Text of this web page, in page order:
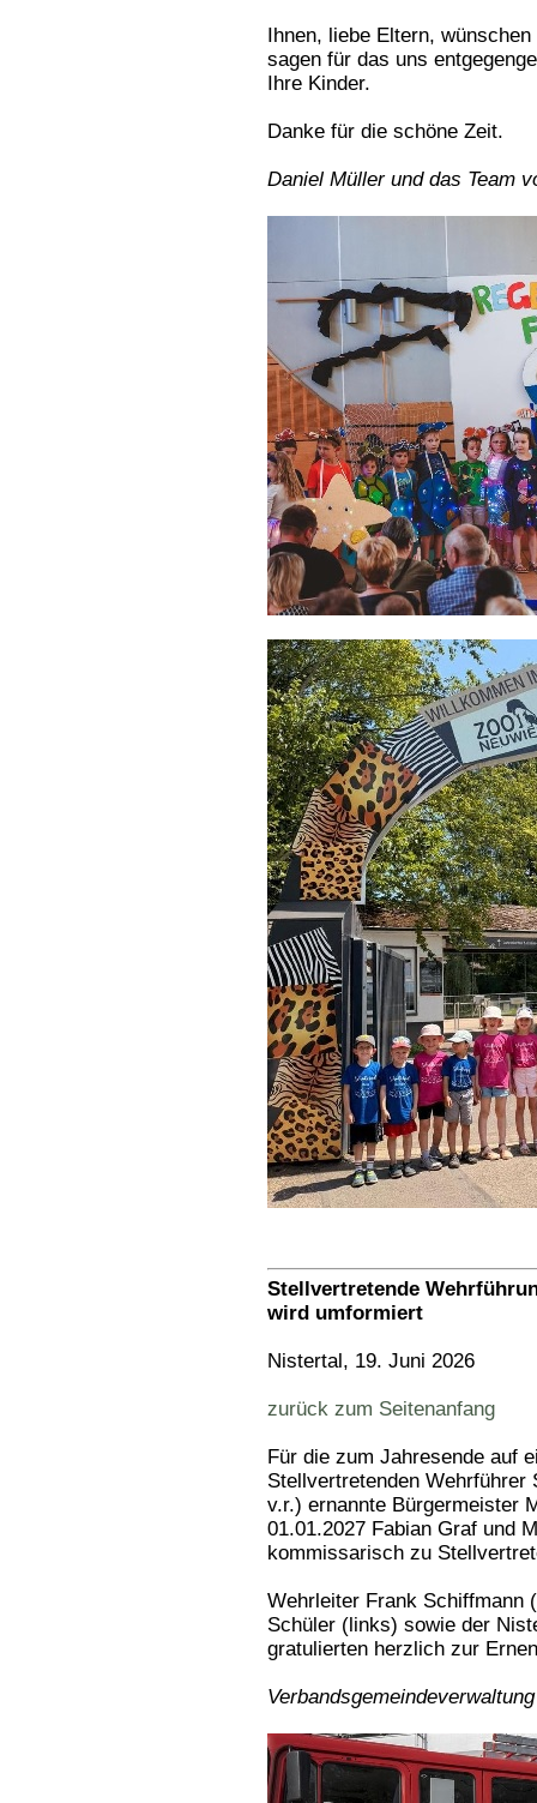
Ihnen, liebe Eltern,
sagen für das uns
Ihre Kinder.
Danke für die schöne Zeit.
Daniel Müller und das Team
Stellvertretende
wird umformiert
Nistertal, 19. Juni 2026
zurück zum Seitenanfang
Für die zum Jahresende auf
Stellvertretenden Wehrführer
v.r.) ernannte Bürgermeister
01.01.2027 Fabian Graf und
kommissarisch zu
Wehrleiter Frank Schiffmann
Schüler (links) sowie der
gratulierten herzlich zur
Verbandsgemeindeverwaltung